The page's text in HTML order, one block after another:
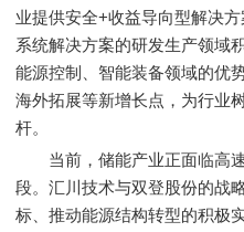
业提供安全+收益导向型解决
系统解决方案的研发生产领域
能源控制、智能装备领域的优
海外拓展等新增长点，为行业
杆。
当前，储能产业正面临高速
段。汇川技术与双登股份的战
标、推动能源结构转型的积极